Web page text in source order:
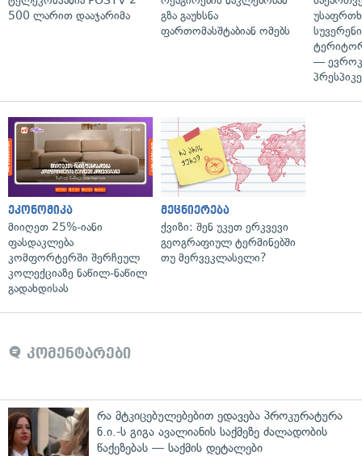
500 ლარით დააჯარიმა
გზა გაუხსნა
ფართომასშტაბიან ომებს
—
ეკონომიკა
მიიღეთ 25%-იანი
ფასდაკლება
კომფორტერში შერჩეულ
კოლექციაზე ნაწილ-ნაწილ
გადახდისას
მეცნიერება
ქვიზი: შენ უკეთ ერკვევი
გეოგრაფიულ ტერმინებში
თუ მერვეკლასელი?
კომენტარები
რა მტკიცებულებებით ედავება პროკურატურა
ნ.ი.-ს გიგა ავალიანის საქმეზე ძალადობის
წაქეზებას — საქმის დეტალები